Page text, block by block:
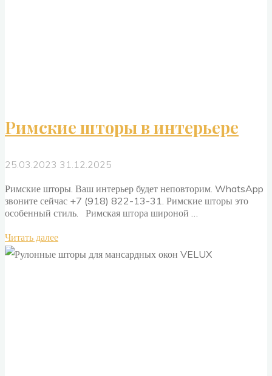
Римские шторы в интерьере
25.03.2023 31.12.2025
Римские шторы. Ваш интерьер будет неповторим. WhatsApp
звоните сейчас +7 (918) 822-13-31. Римские шторы это
особенный стиль. Римская штора широной …
Читать далее"Римские
шторы